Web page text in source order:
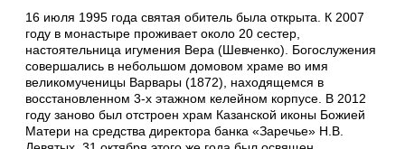
16 июля 1995 года святая обитель была открыта. К 2007
году в монастыре проживает около 20 сестер,
настоятельница игумения Вера (Шевченко). Богослужения
совершались в небольшом домовом храме во имя
великомученицы Варвары (1872), находящемся в
восстановленном 3-х этажном келейном корпусе. В 2012
году заново был отстроен храм Казанской иконы Божией
Матери на средства директора банка «Заречье» Н.В.